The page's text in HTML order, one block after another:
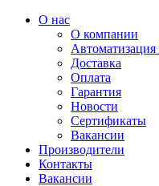
О нас
О компании
Доставка
Оплата
Гарантия
Новости
Сертификаты
Вакансии
Производители
Контакты
Вакансии